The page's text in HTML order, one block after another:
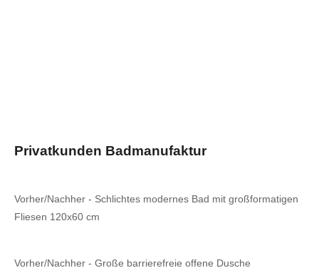
Privatkunden Badmanufaktur
Vorher/Nachher - Schlichtes modernes Bad mit großformatigen
Fliesen 120x60 cm
Vorher/Nachher - Große barrierefreie offene Dusche